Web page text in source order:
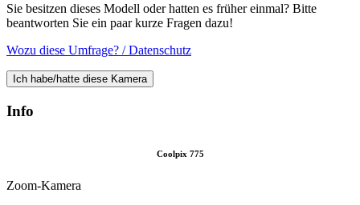
Sie besitzen dieses Modell oder hatten es früher einmal? Bitte
beantworten Sie ein paar kurze Fragen dazu!
Wozu diese Umfrage? / Datenschutz
Ich habe/hatte diese Kamera
Info
Coolpix 775
Zoom-Kamera